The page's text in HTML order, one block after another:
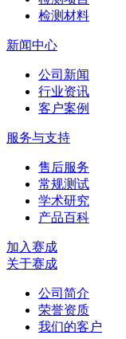
检测材料
新闻中心
公司新闻
行业资讯
客户案例
服务与支持
售后服务
常规测试
学术研究
产品百科
加入赛成
关于赛成
公司简介
荣誉资质
我们的客户